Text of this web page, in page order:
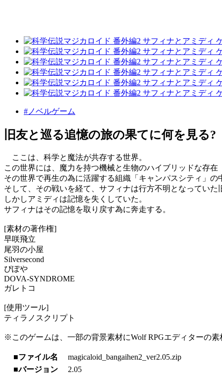
#ノベルゲーム
旧友と巡る追憶の旅の果てに何を見る?
ここは、科学と魔法が共存する世界。
この世界には、魔力を持つ機械と生物のハイブリッドな存在
その世界で再生の為に活躍する組織「キャンパスシティ」
そして、その戦いを経て、サフィナは行方不明となっていた
しかしアミディは記憶を失くしていた。
サフィナはその記憶を取り戻す為に奔走する。
[素材の著作権]
早咲飛立
尾羽の小屋
Silversecond
ぴぽや
DOVA-SYNDROME
ガレトコ
[使用ツール]
ティラノスクリプト
※このゲームは、一部の背景素材にWolf RPGエディターの
■ファイル名
magicaloid_bangaihen2_ver2.05.zip
■バージョン
2.05